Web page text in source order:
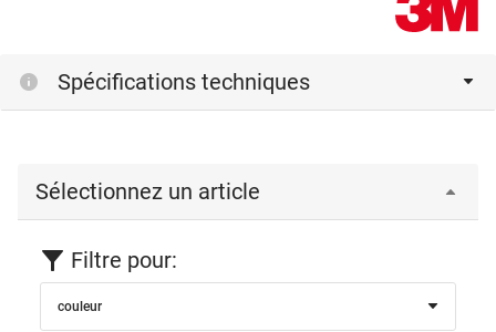
Spécifications techniques
Sélectionnez un article
Filtre pour:
couleur